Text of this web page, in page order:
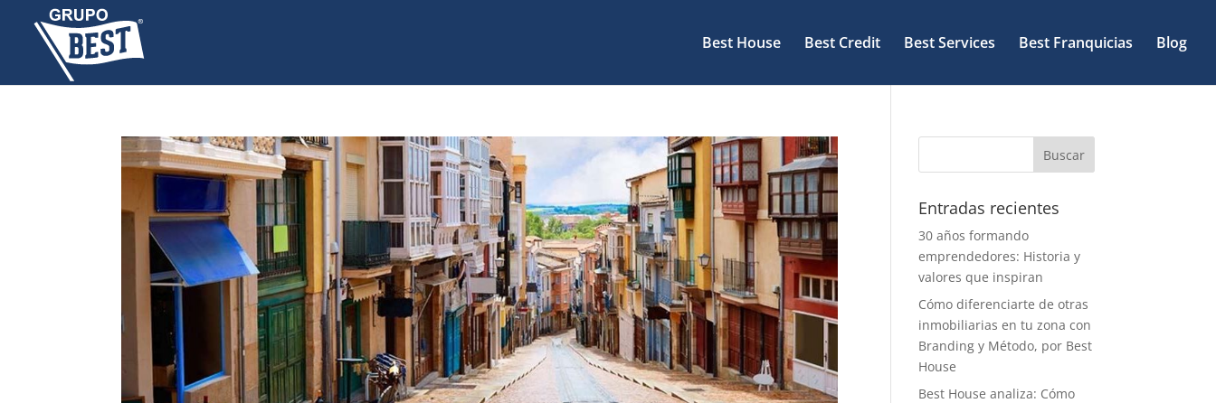
Best House Best Credit Best Services Best Franquicias Blog
Entradas recientes
30 años formando
emprendedores: Historia y
valores que inspiran
Cómo diferenciarte de otras
inmobiliarias en tu zona con
Branding y Método, por Best
House
Best House analiza: Cómo